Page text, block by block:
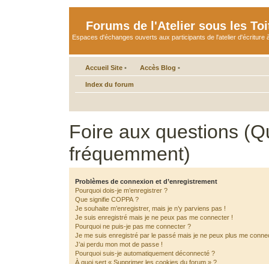
Forums de l'Atelier sous les
Espaces d'échanges ouverts aux participants de l'atelier d'écriture
Accueil Site • Accès Blog •
Index du forum
Foire aux questions
fréquemment)
Problèmes de connexion et d’enregistrement
Pourquoi dois-je m’enregistrer ?
Que signifie COPPA ?
Je souhaite m’enregistrer, mais je n’y parviens pas !
Je suis enregistré mais je ne peux pas me connecter !
Pourquoi ne puis-je pas me connecter ?
Je me suis enregistré par le passé mais je ne peux plus me
J’ai perdu mon mot de passe !
Pourquoi suis-je automatiquement déconnecté ?
À quoi sert « Supprimer les cookies du forum » ?